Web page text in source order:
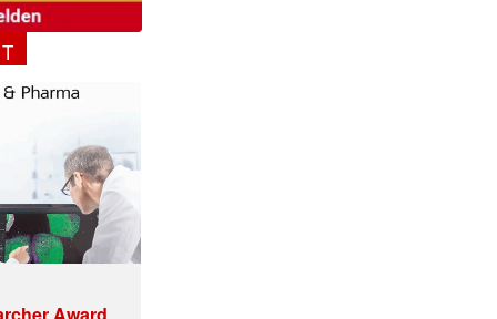
Award